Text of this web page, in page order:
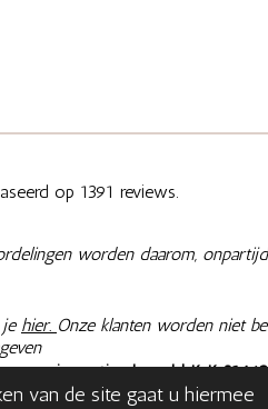
van de site gaat u hiermee
op 1391 reviews.
worden daarom,
hier. Onze klanten worden niet
| KvK
9% of 21% BTW, tenzij